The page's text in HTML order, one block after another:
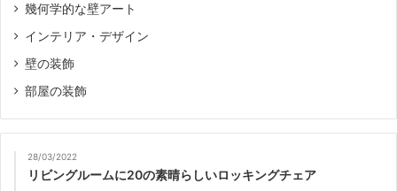
幾何学的な壁アート
インテリア・デザイン
壁の装飾
部屋の装飾
28/03/2022
リビングルームに20の素晴らしいロッキングチェア